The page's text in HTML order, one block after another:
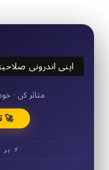
اپنی اندرونی
متاثر کن ·
🚀
⚡ ہر